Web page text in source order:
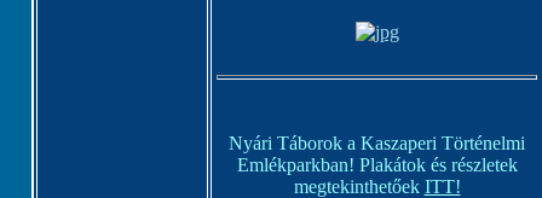
Nyári Táborok a Kaszaperi Történelmi
Emlékparkban! Plakátok és részletek
megtekinthetőek ITT!